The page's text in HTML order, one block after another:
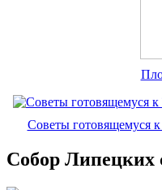
Советы готовящемуся
Собор Липецких